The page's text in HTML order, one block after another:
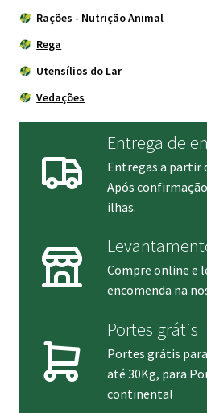
Rações - Nutrição Animal
Rega
Utensílios do Lar
Vedações
Entrega de
Entregas a partir
Após
ilhas.
Compre online e
encomenda na
Portes grátis
Portes grátis
até 30Kg, para
continental